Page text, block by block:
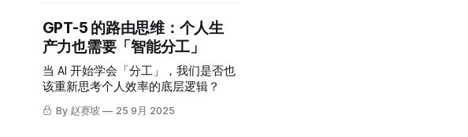
GPT-5 的路由思维：个人生
产力也需要「智能分工」
当 AI 开始学会「分工」，我们是否也
该重新思考个人效率的底层逻辑？
By 赵赛坡 25 9月 2025